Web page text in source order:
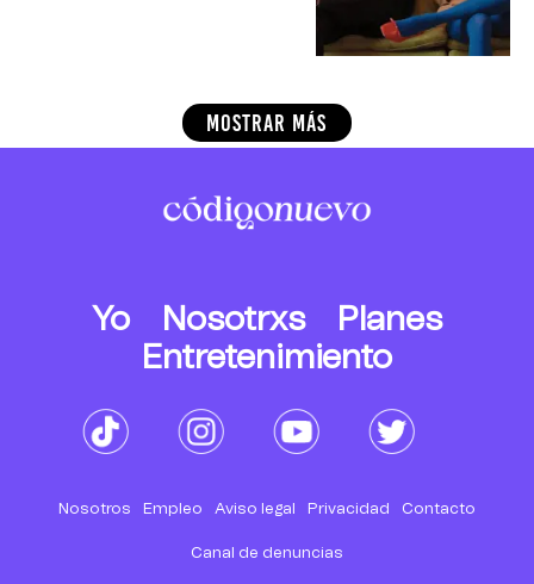
MOSTRAR MÁS
Yo Nosotrxs
Planes
Entretenimiento
Nosotros Empleo Aviso legal Privacidad Contacto
Canal de denuncias